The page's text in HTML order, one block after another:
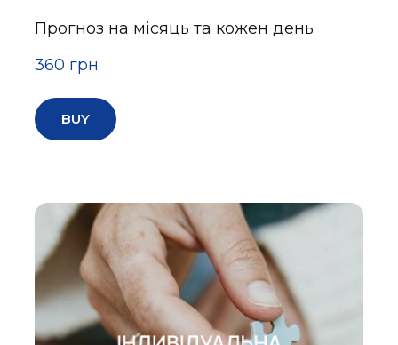
Прогноз на місяць та кожен день
360 грн
BUY